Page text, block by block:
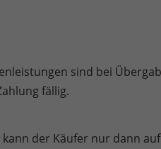
sind bei
fällig.
der Käufer nur dann